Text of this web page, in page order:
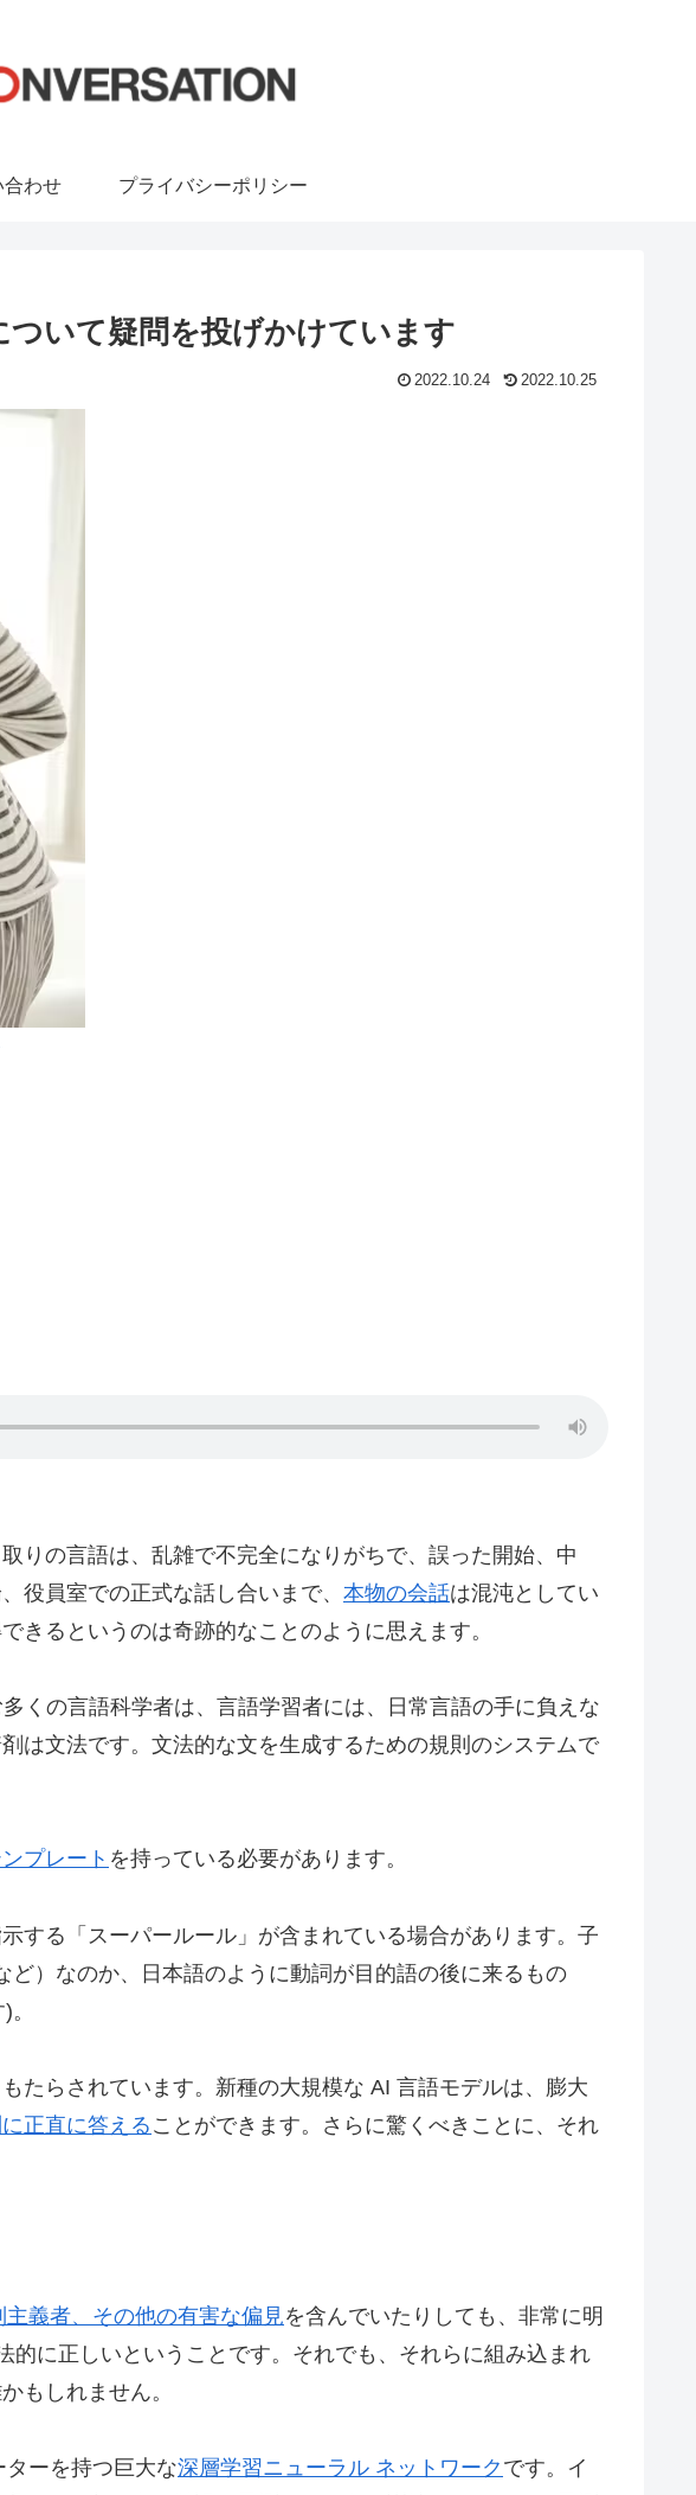
合わせ プライバシーポリシー
いて疑問を投げかけています
2022.10.24 2022.10.25
りの言語は、乱雑で不完全になりがちで、誤った開始、中
役員室での正式な話し合いまで、 本物の会話は混沌としてい
きるというのは奇跡的なことのように思えます。
多くの言語科学者は、言語学習者には、日常言語の手に負えな
は文法です。文法的な文を生成するための規則のシステムで
プレート を持っている必要があります。
する「スーパールール」が含まれている場合があります。子
）なのか、日本語のように動詞が目的語の後に来るもの
たらされています。新種の大規模な AI 言語モデルは、膨大
正直に答える ことができます。さらに驚くべきことに、それ
義者、その他の有害な偏見を含んでいたりしても、非常に明
に正しいということです。それでも、それらに組み込まれ
もしれません。
ーを持つ巨大な深層学習ニューラル ネットワーク です。イ